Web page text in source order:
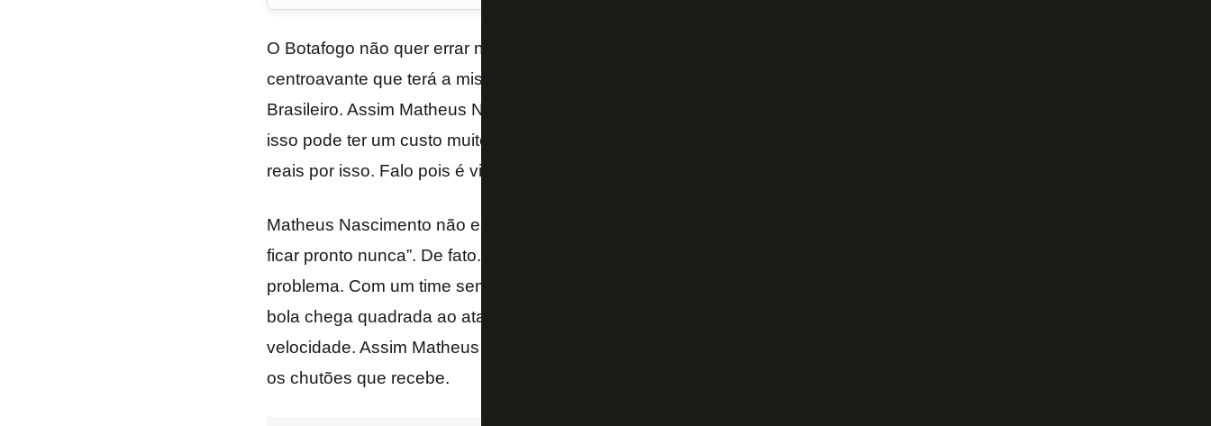
O Botafogo não quer errar no mercado e acaba demorando para anunciar o
centroavante que terá a missão de fazer os gols do time na Série B do Campeonato
Brasileiro. Assim Matheus Nascimento vai sendo mantido no comando do ataque. Mas
isso pode ter um custo muito alto para o Glorioso. O clube pode pagar caro, milhões de
reais por isso. Falo pois é visível que Matheus Nascimento está sendo queimado.
Matheus Nascimento não está pronto. Alguns vão dizer: “Mas se ele não jogar não vai
ficar pronto nunca”. De fato. Mas a forma como essa sequência vem é que é o
problema. Com um time sem muita organização e nenhuma capacidade de criação, a
bola chega quadrada ao ataque. O Botafogo de Marcelo Chamusca não tem
velocidade. Assim Matheus Nascimento acaba tendo que disputar em situação inferior
os chutões que recebe.